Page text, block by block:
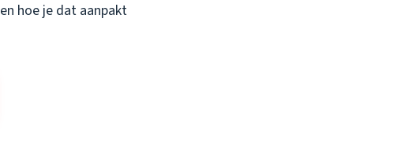
en hoe je dat aanpakt